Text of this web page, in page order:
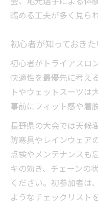
臨める工夫が多く見られ
初心者が知っておき
初心者がトライアスロ
快適性を最優先に考え
トやウェットスーツは
事前にフィット感や着
長野県の大会では天候
防寒具やレインウェア
点検やメンテナンスも
キの効き、チェーンの
ください。初参加者は
ようなチェックリスト